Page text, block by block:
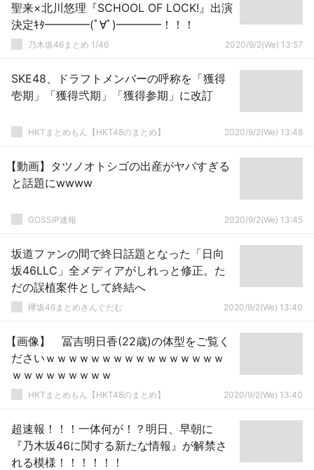
聖来×北川悠理『SCHOOL OF LOCK!』出演
決定ｷﾀ━━━━(ﾟ∀ﾟ)━━━━！！！
乃木坂46まとめ 1/46 2020/9/2(We) 13:57
SKE48、ドラフトメンバーの呼称を「獲得
壱期」「獲得弐期」「獲得参期」に改訂
HKTまとめもん【HKT48のまとめ】 2020/9/2(We) 13:48
【動画】タツノオトシゴの出産がヤバすぎる
と話題にwwww
GOSSIP速報 2020/9/2(We) 13:45
坂道ファンの間で終日話題となった「日向
坂46LLC」全メディアがしれっと修正。た
だの誤植案件として終結へ
欅坂46まとめきんぐだむ 2020/9/2(We) 13:40
【画像】 冨吉明日香(22歳)の体型をご覧く
ださいｗｗｗｗｗｗｗｗｗｗｗｗｗｗｗｗ
ｗｗｗｗｗｗｗｗｗ
HKTまとめもん【HKT48のまとめ】 2020/9/2(We) 13:40
超速報！！！一体何が！？明日、早朝に
『乃木坂46に関する新たな情報』が解禁さ
れる模様！！！！！！